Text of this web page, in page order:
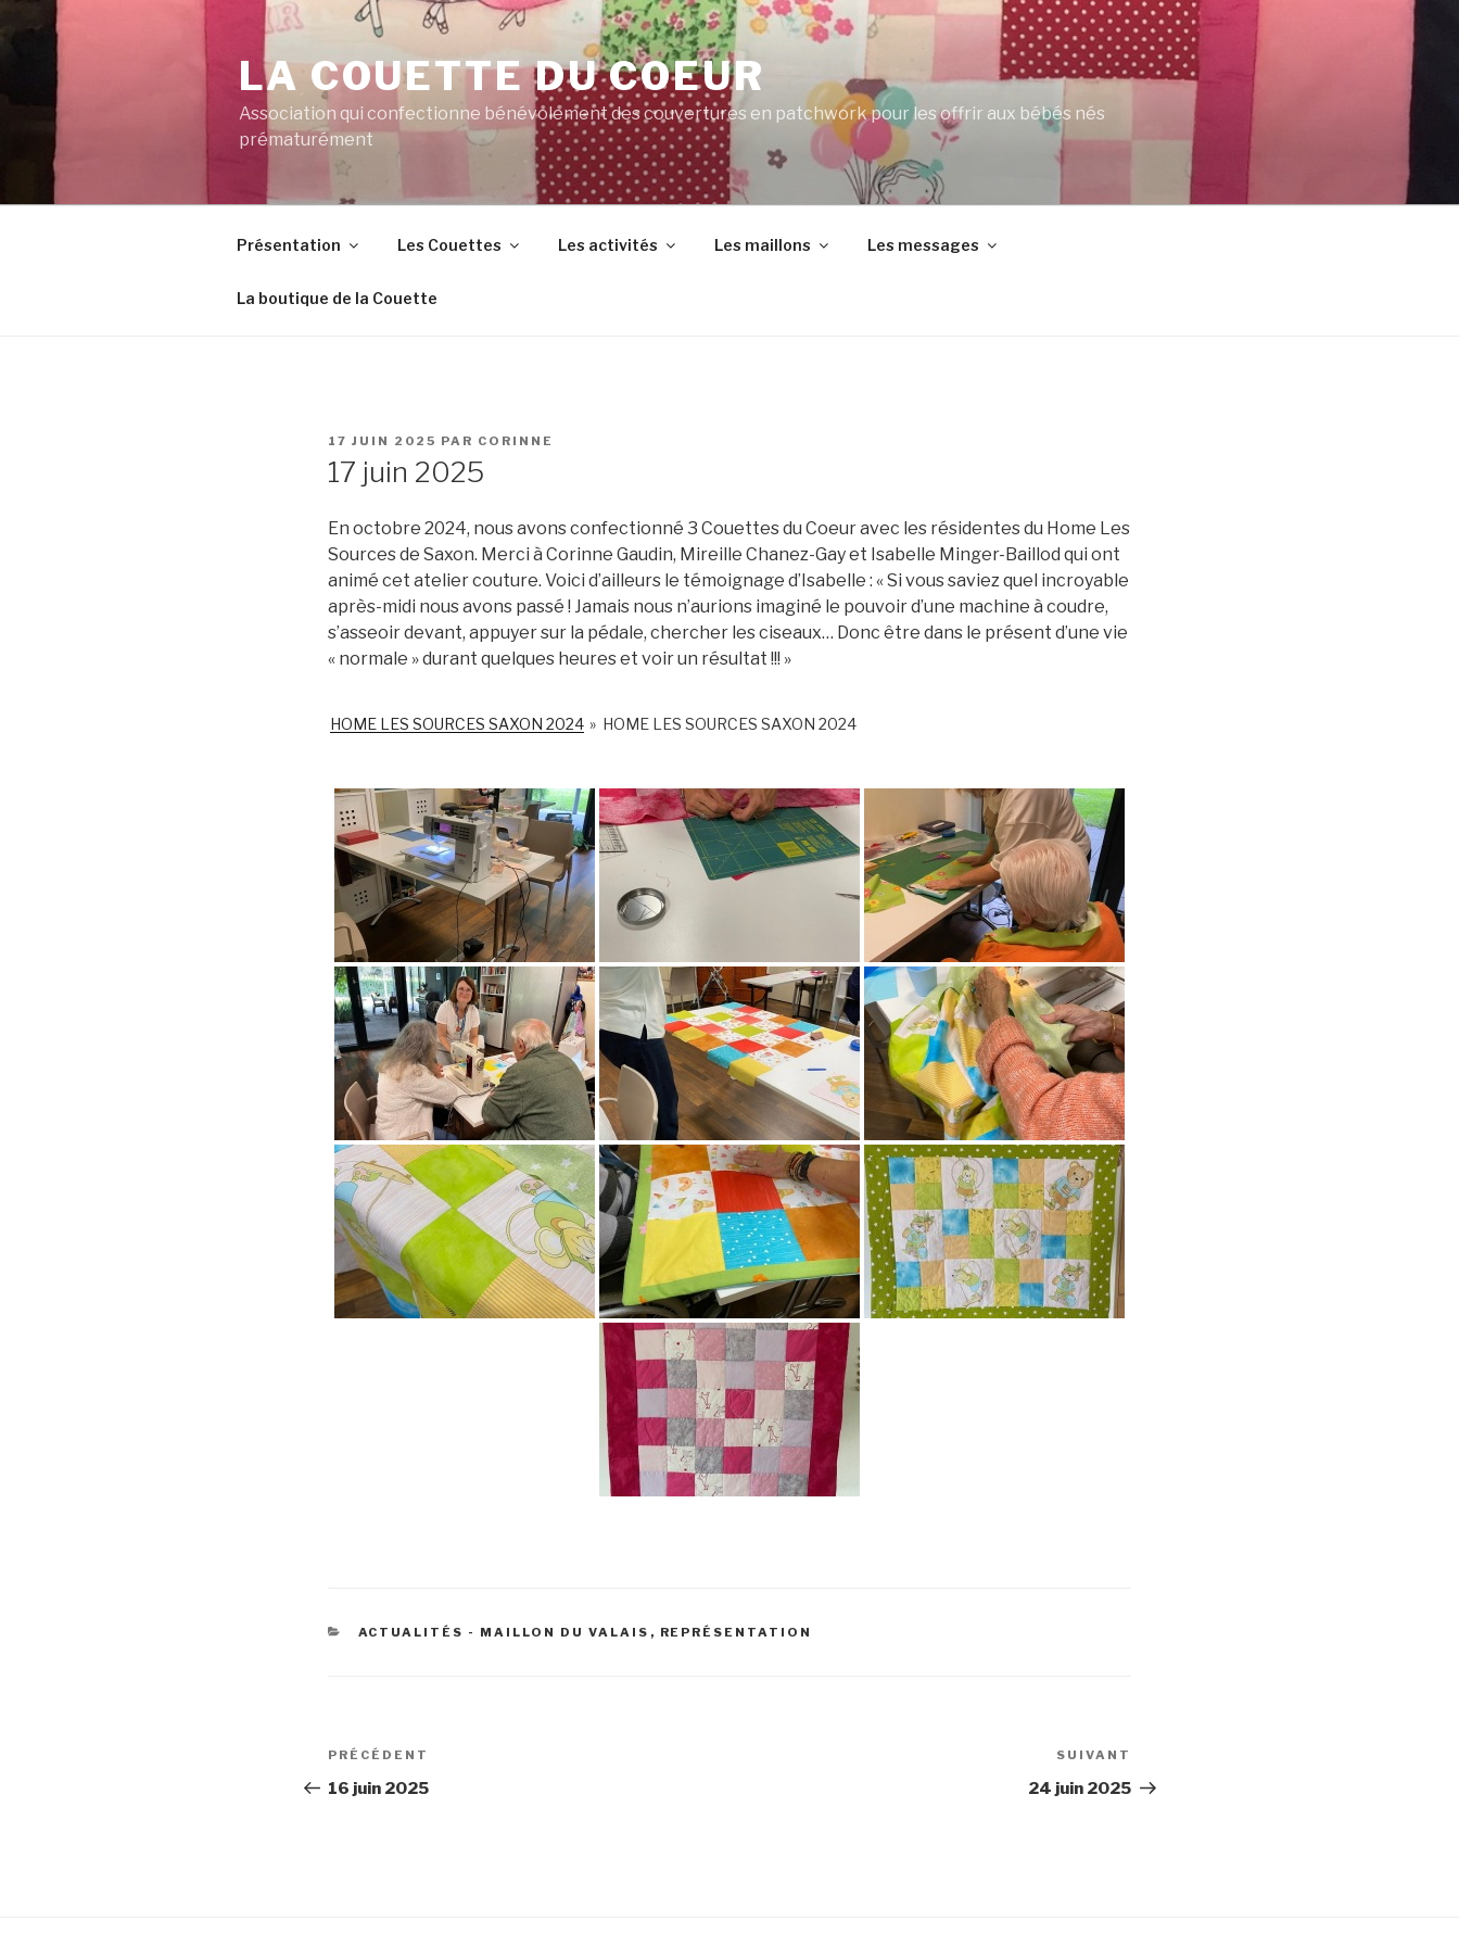
au
principal
LA COUETTE DU COEUR
Association qui confectionne bénévolement des couvertures en patchwork pour les offrir aux bébés nés
prématurément
Présentation Les Couettes Les activités Les maillons Les messages
La boutique de la Couette
PUBLIÉ
17 JUIN 2025 PAR CORINNE
17 juin 2025
En octobre 2024, nous avons confectionné 3 Couettes du Coeur avec les résidentes du Home Les
Sources de Saxon. Merci à Corinne Gaudin, Mireille Chanez-Gay et Isabelle Minger-Baillod qui ont
animé cet atelier couture. Voici d’ailleurs le témoignage d’Isabelle : « Si vous saviez quel incroyable
après-midi nous avons passé ! Jamais nous n’aurions imaginé le pouvoir d’une machine à coudre,
s’asseoir devant, appuyer sur la pédale, chercher les ciseaux… Donc être dans le présent d’une vie
« normale » durant quelques heures et voir un résultat !!! »
HOME LES SOURCES SAXON 2024 » HOME LES SOURCES SAXON 2024
CATÉGORIES
ACTUALITÉS - MAILLON DU VALAIS , REPRÉSENTATION
Navigation
de
Article
précédent
PRÉCÉDENT
16 juin 2025
suivant
SUIVANT
24 juin 2025